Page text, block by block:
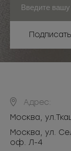
Адрес:
Москва,
Москва, ул.
оф. Л-4